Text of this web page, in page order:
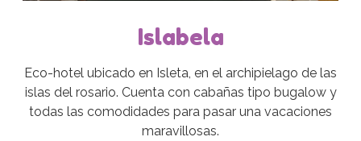
Islabela
Eco-hotel ubicado en Isleta, en el archipielago de las
islas del rosario. Cuenta con cabañas tipo bugalow y
todas las comodidades para pasar una vacaciones
maravillosas.